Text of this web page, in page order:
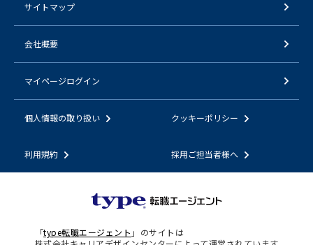
サイトマップ
会社概要
マイページログイン
個人情報の取り扱い クッキーポリシー
利用規約 採用ご担当者様へ
「type転職エージェント 」のサイトは